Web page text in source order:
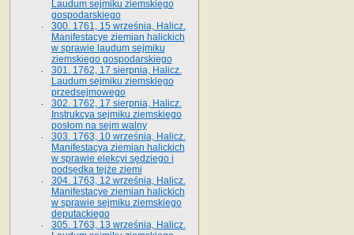
Laudum sejmiku ziemskiego
gospodarskiego
300. 1761, 15 września, Halicz.
Manifestacye ziemian halickich
w sprawie laudum sejmiku
ziemskiego gospodarskiego
301. 1762, 17 sierpnia, Halicz.
Laudum sejmiku ziemskiego
przedsejmowego
302. 1762, 17 sierpnia, Halicz.
Instrukcya sejmiku ziemskiego
posłom na sejm walny
303. 1763, 10 września, Halicz.
Manifestacya ziemian halickich
w sprawie elekcyi sędziego i
podsędka tejże ziemi
304. 1763, 12 września, Halicz.
Manifestacye ziemian halickich
w sprawie sejmiku ziemskiego
deputackiego
305. 1763, 13 września, Halicz.